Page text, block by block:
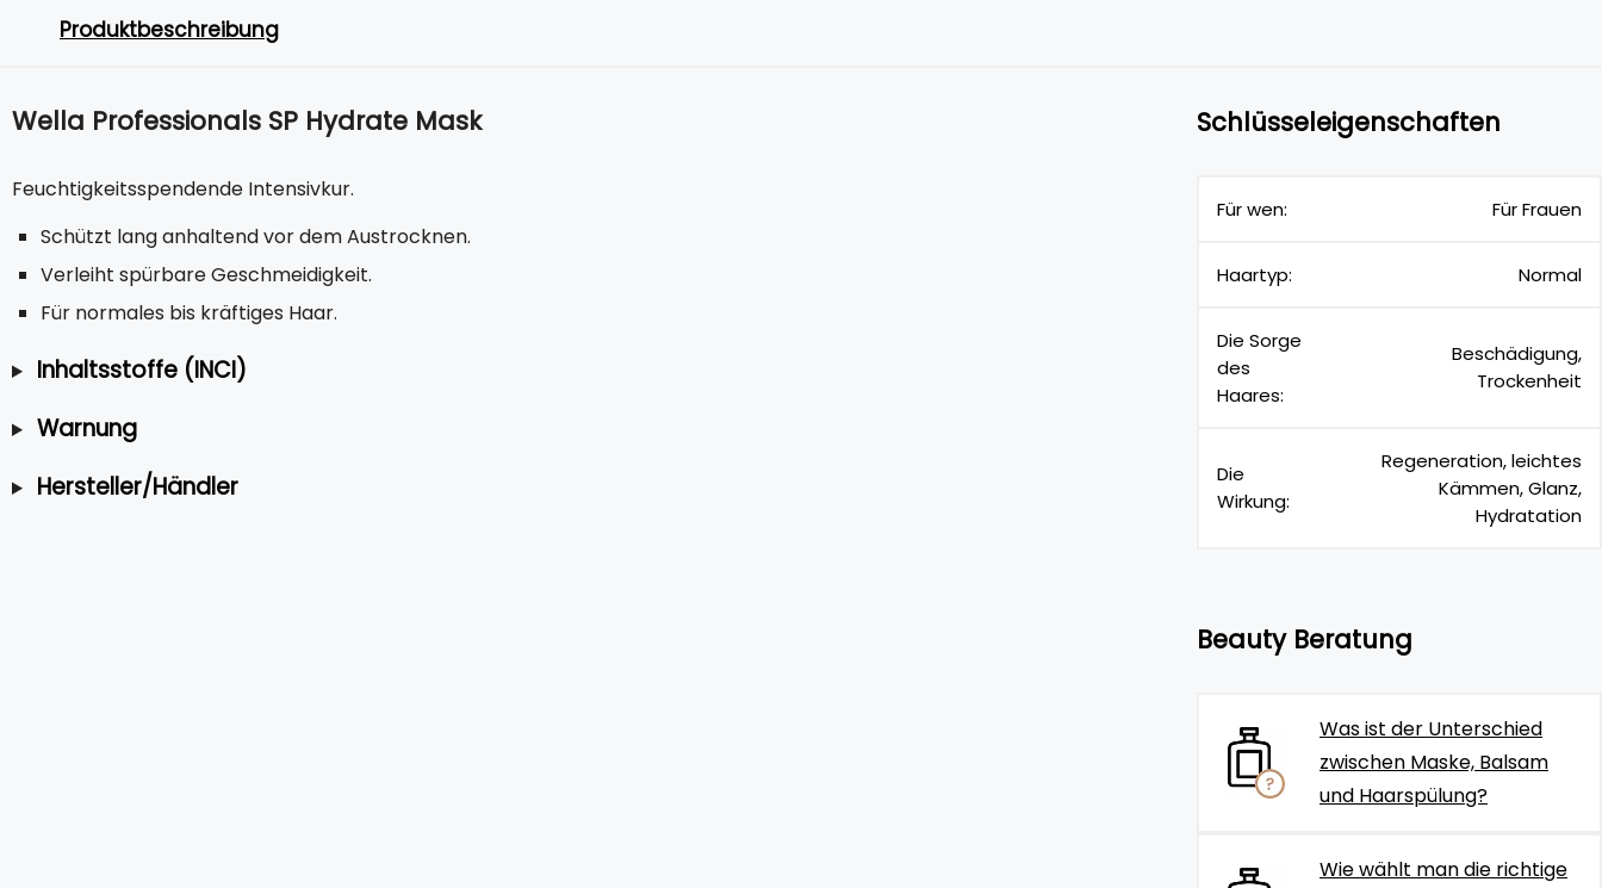
Produktbeschreibung
Wella Professionals SP Hydrate Mask
Feuchtigkeitsspendende Intensivkur.
Schützt lang anhaltend vor dem Austrocknen.
Verleiht spürbare Geschmeidigkeit.
Für normales bis kräftiges Haar.
Inhaltsstoffe (INCI)
Warnung
Hersteller/Händler
Schlüsseleigenschaften
Für wen: Für Frauen
Haartyp: Normal
Die Sorge
des
Haares:
Beschädigung,
Trockenheit
Die
Wirkung:
Regeneration, leichtes
Kämmen, Glanz,
Hydratation
Beauty Beratung
Was ist der Unterschied
zwischen Maske, Balsam
und Haarspülung?
Wie wählt man die richtige